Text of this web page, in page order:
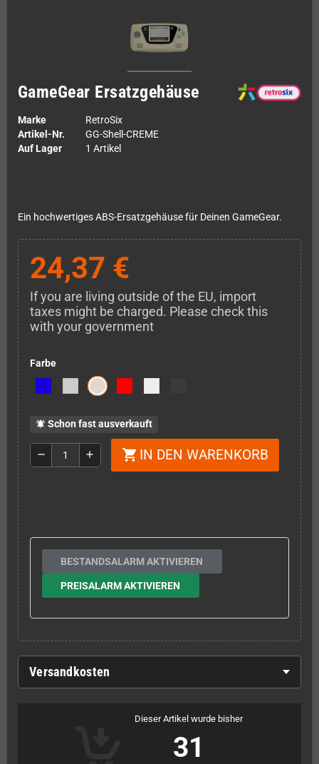
GameGear Ersatzgehäuse
Marke
RetroSix
Artikel-Nr.
GG-Shell-CREME
Auf Lager
1 Artikel
Ein hochwertiges ABS-Ersatzgehäuse für Deinen GameGear.
24,37 €
If you are living outside of the EU, import
taxes might be charged. Please check this
with your government
Farbe
notifications_active Schon fast ausverkauft
remove add shopping_cart IN DEN WARENKORB
BESTANDSALARM AKTIVIEREN
PREISALARM AKTIVIEREN
Versandkosten
Dieser Artikel wurde bisher
31